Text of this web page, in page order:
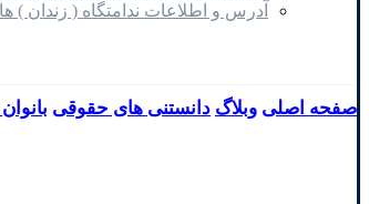
آدرس و اطلاعات ندامتگاه ( زندان )
صفحه اصلی وبلاگ دانستنی های حقوقی